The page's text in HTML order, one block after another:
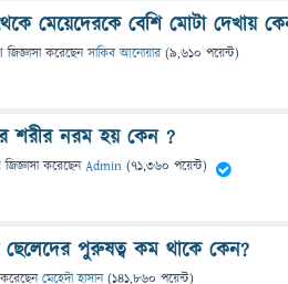
মেয়েদেরকে বেশি মোটা দেখায়
জিজ্ঞাসাকরেছেনসাকিব আনোয়ার (9,610 পয়েন্ট)
শরীর নরম হয় কেন ?
জিজ্ঞাসাকরেছেনAdmin (71,360 পয়েন্ট)
ছেলেদের পুরুষত্ব কম থাকে কেন?
করেছেনমেহেদী হাসান (141,860 পয়েন্ট)